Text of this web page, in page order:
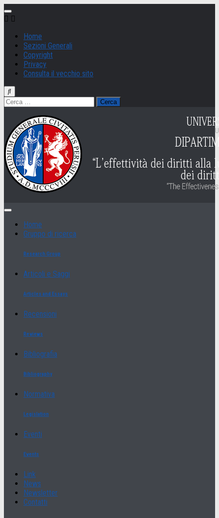
Salta
al
Home
Sezioni Generali
Copyright
Privacy
Consulta il vecchio sito
Ricerca
per:
Home
Gruppo di ricerca
Research Group
Articoli e Saggi
Articles and Essays
Recensioni
Reviews
Bibliografia
Bibliography
Normativa
Legislation
Eventi
Events
Link
News
Newsletter
Contatti